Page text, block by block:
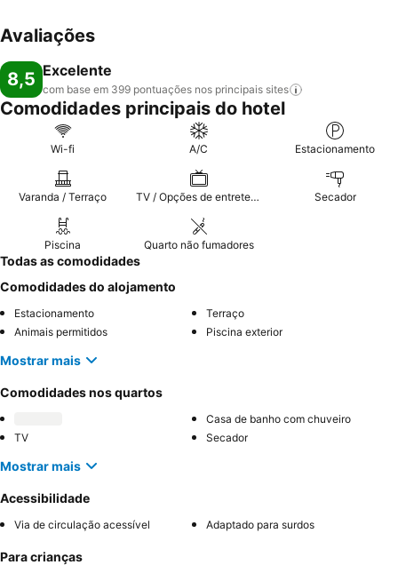
Avaliações
8,5 Excelente
com base em 399 pontuações nos principais sites
Comodidades principais do hotel
Wi-fi A/C Estacionamento
Varanda / Terraço TV / Opções de entretenimento Secador
Piscina Quarto não fumadores
Todas as comodidades
Comodidades do alojamento
Estacionamento
Terraço
Animais permitidos
Piscina exterior
Mostrar mais
Comodidades nos quartos
Casa de banho com chuveiro
TV
Secador
Mostrar mais
Acessibilidade
Via de circulação acessível Adaptado para surdos
Para crianças